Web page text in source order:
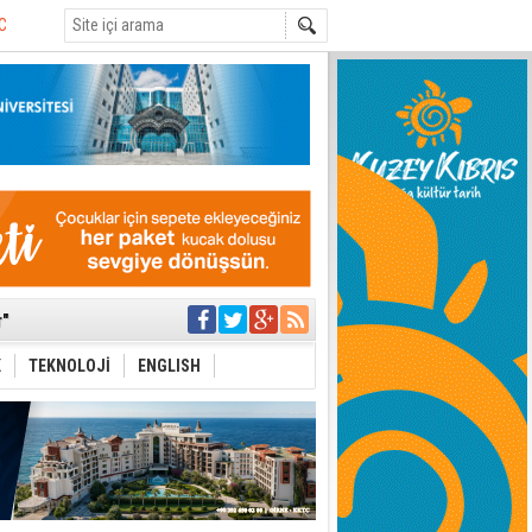
yer sis olacak
olur
bu
ara
düştüklerine
TEKNOLOJİ ENGLISH